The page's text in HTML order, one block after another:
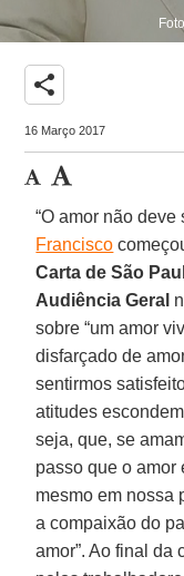
share
16 Março 2017
“O amor não deve
Francisco
Carta de São
Audiência Geral
sobre “um amor
disfarçado de
sentirmos
atitudes
seja, que, se
passo que o amor
mesmo em nossa
a compaixão do
amor”. Ao final da